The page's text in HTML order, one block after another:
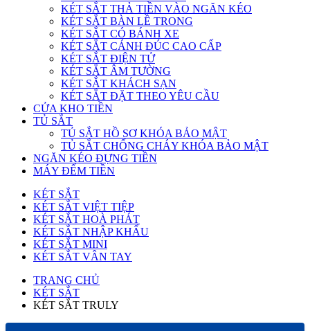
KÉT SẮT THẢ TIỀN VÀO NGĂN KÉO
KÉT SẮT BÀN LỀ TRONG
KÉT SẮT CÓ BÁNH XE
KÉT SẮT CÁNH ĐÚC CAO CẤP
KÉT SẮT ĐIỆN TỬ
KÉT SẮT ÂM TƯỜNG
KÉT SẮT KHÁCH SẠN
KÉT SẮT ĐẶT THEO YÊU CẦU
CỬA KHO TIỀN
TỦ SẮT
TỦ SẮT HỒ SƠ KHÓA BẢO MẬT
TỦ SẮT CHỐNG CHÁY KHÓA BẢO MẬT
NGĂN KÉO ĐỰNG TIỀN
MÁY ĐẾM TIỀN
KÉT SẮT
KÉT SẮT VIỆT TIỆP
KÉT SẮT HOÀ PHÁT
KÉT SẮT NHẬP KHẨU
KÉT SẮT MINI
KÉT SẮT VÂN TAY
TRANG CHỦ
KÉT SẮT
KÉT SẮT TRULY